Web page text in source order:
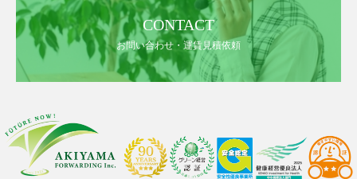
CONTACT
お問い合わせ・運賃見積依頼